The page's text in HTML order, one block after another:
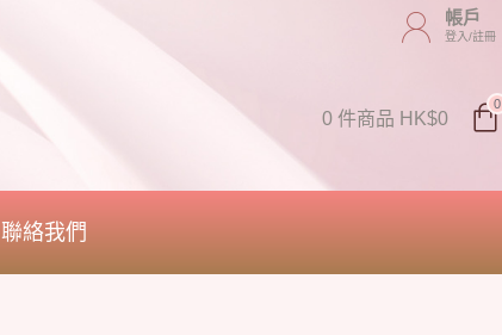
帳戶
登入/註冊
0 件商品 HK$0
0
聯絡我們